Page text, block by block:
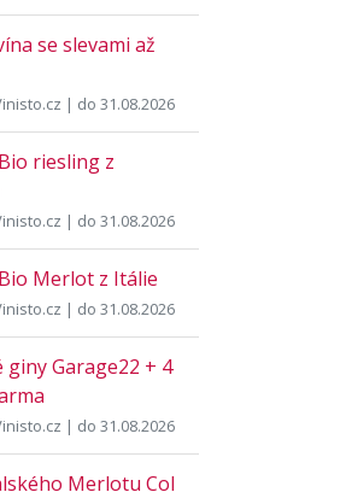
se slevami až
| do 31.08.2026
riesling z
| do 31.08.2026
Merlot z Itálie
| do 31.08.2026
giny Garage22 + 4
| do 31.08.2026
Merlotu Col